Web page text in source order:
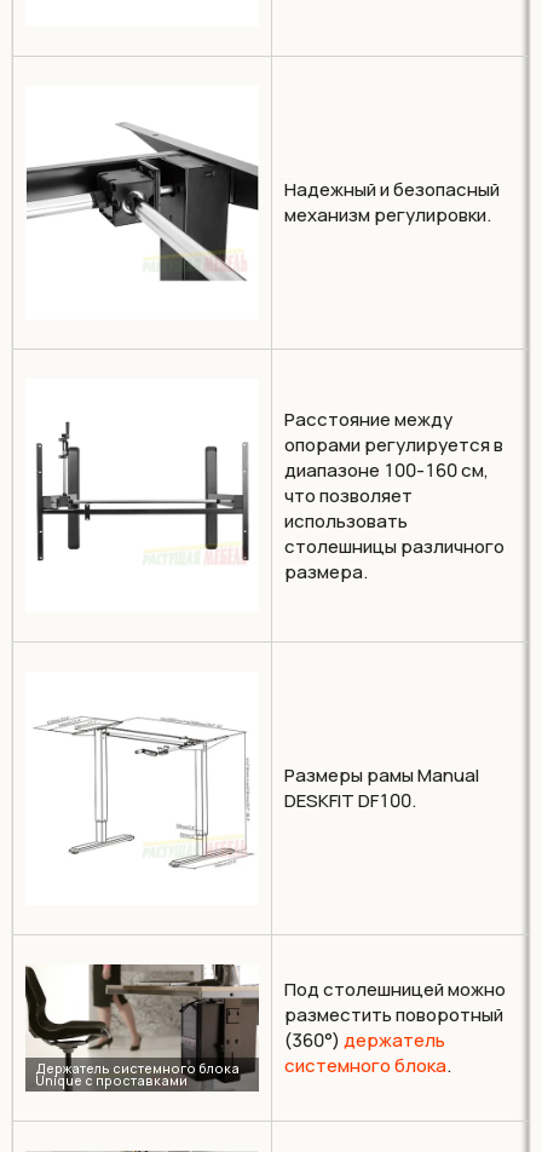
Надежный и безопасный
механизм регулировки.
Расстояние между
опорами регулируется в
диапазоне 100-160 см,
что позволяет
использовать
столешницы различного
размера.
Размеры рамы Manual
DESKFIT DF100.
Под столешницей можно
разместить поворотный
(360°) держатель
системного блока.